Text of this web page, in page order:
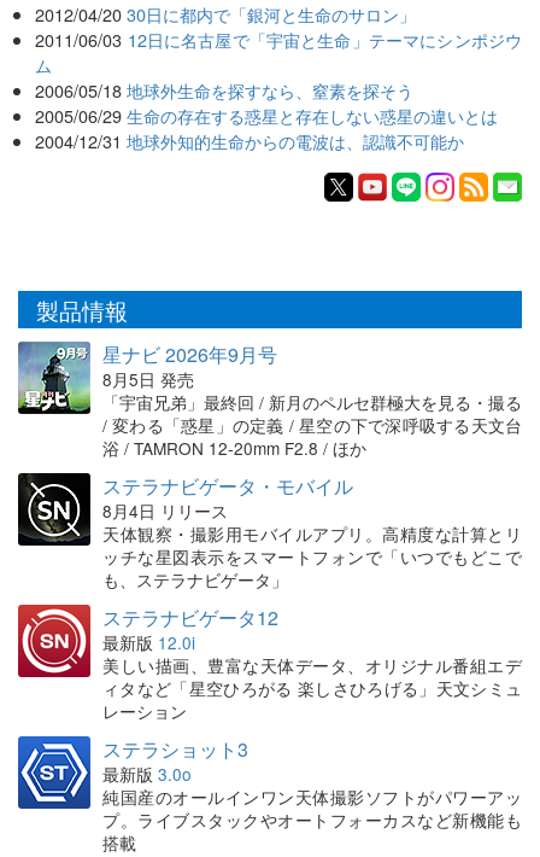
2012/04/20 30日に都内で「銀河と生命のサロン」
2011/06/03 12日に名古屋で「宇宙と生命」テーマにシンポジウ
ム
2006/05/18 地球外生命を探すなら、窒素を探そう
2005/06/29 生命の存在する惑星と存在しない惑星の違いとは
2004/12/31 地球外知的生命からの電波は、認識不可能か
製品情報
星ナビ 2026年9月号
8月5日 発売
「宇宙兄弟」最終回 / 新月のペルセ群極大を見る・撮る
/ 変わる「惑星」の定義 / 星空の下で深呼吸する天文台
浴 / TAMRON 12-20mm F2.8 / ほか
ステラナビゲータ・モバイル
8月4日 リリース
天体観察・撮影用モバイルアプリ。高精度な計算とリ
ッチな星図表示をスマートフォンで「いつでもどこで
も、ステラナビゲータ」
ステラナビゲータ12
最新版 12.0i
美しい描画、豊富な天体データ、オリジナル番組エデ
ィタなど「星空ひろがる 楽しさひろげる」天文シミュ
レーション
ステラショット3
最新版 3.0o
純国産のオールインワン天体撮影ソフトがパワーアッ
プ。ライブスタックやオートフォーカスなど新機能も
搭載